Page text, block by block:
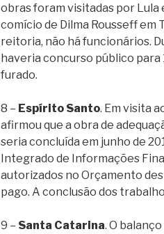
obras foram visitadas por Lula
comício de Dilma Rousseff em
reitoria, não há funcionários.
haveria concurso público para
furado.
8 – Espírito Santo. Em visita
afirmou que a obra de
seria concluída em junho de
Integrado de Informações
autorizados no Orçamento
pago. A conclusão dos
9 – Santa Catarina. O